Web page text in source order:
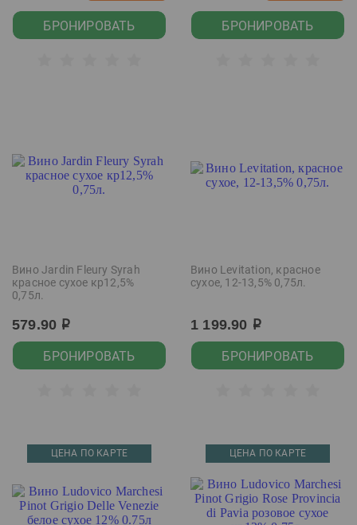
БРОНИРОВАТЬ БРОНИРОВАТЬ
Вино Jardin Fleury Syrah
красное сухое кр12,5%
0,75л.
579.90 р
БРОНИРОВАТЬ
Вино Levitation, красное
сухое, 12-13,5% 0,75л.
1 199.90 р
БРОНИРОВАТЬ
ЦЕНА ПО КАРТЕ ЦЕНА ПО КАРТЕ